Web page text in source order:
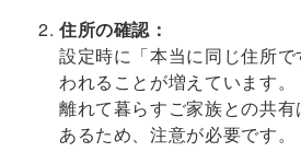
住所の確認：
設定時に「本当に同じ住所
われることが増えています。
離れて暮らすご家族との共
あるため、注意が必要です。